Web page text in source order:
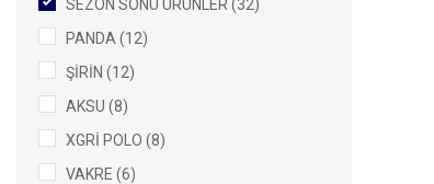
3-4 YAŞ (1)
4-6 (1)
6-7 YAŞ (1)
7-8 YAŞ (1)
7-9 (1)
SEZON SONU ÜRÜNLER (32)
PANDA (12)
ŞİRİN (12)
AKSU (8)
XGRİ POLO (8)
VAKRE (6)